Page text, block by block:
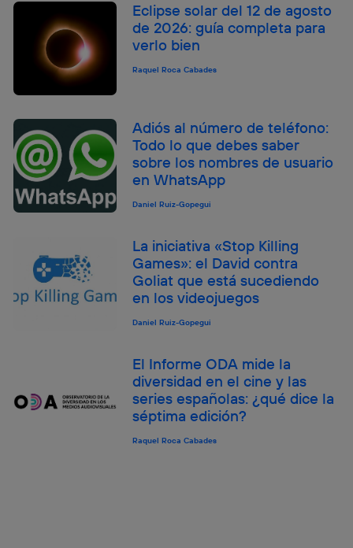
Eclipse solar del 12 de agosto
de 2026: guía completa para
verlo bien
Raquel Roca Cabades
Adiós al número de teléfono:
Todo lo que debes saber
sobre los nombres de usuario
en WhatsApp
Daniel Ruiz-Gopegui
La iniciativa «Stop Killing
Games»: el David contra
Goliat que está sucediendo
en los videojuegos
Daniel Ruiz-Gopegui
El Informe ODA mide la
diversidad en el cine y las
series españolas: ¿qué dice la
séptima edición?
Raquel Roca Cabades